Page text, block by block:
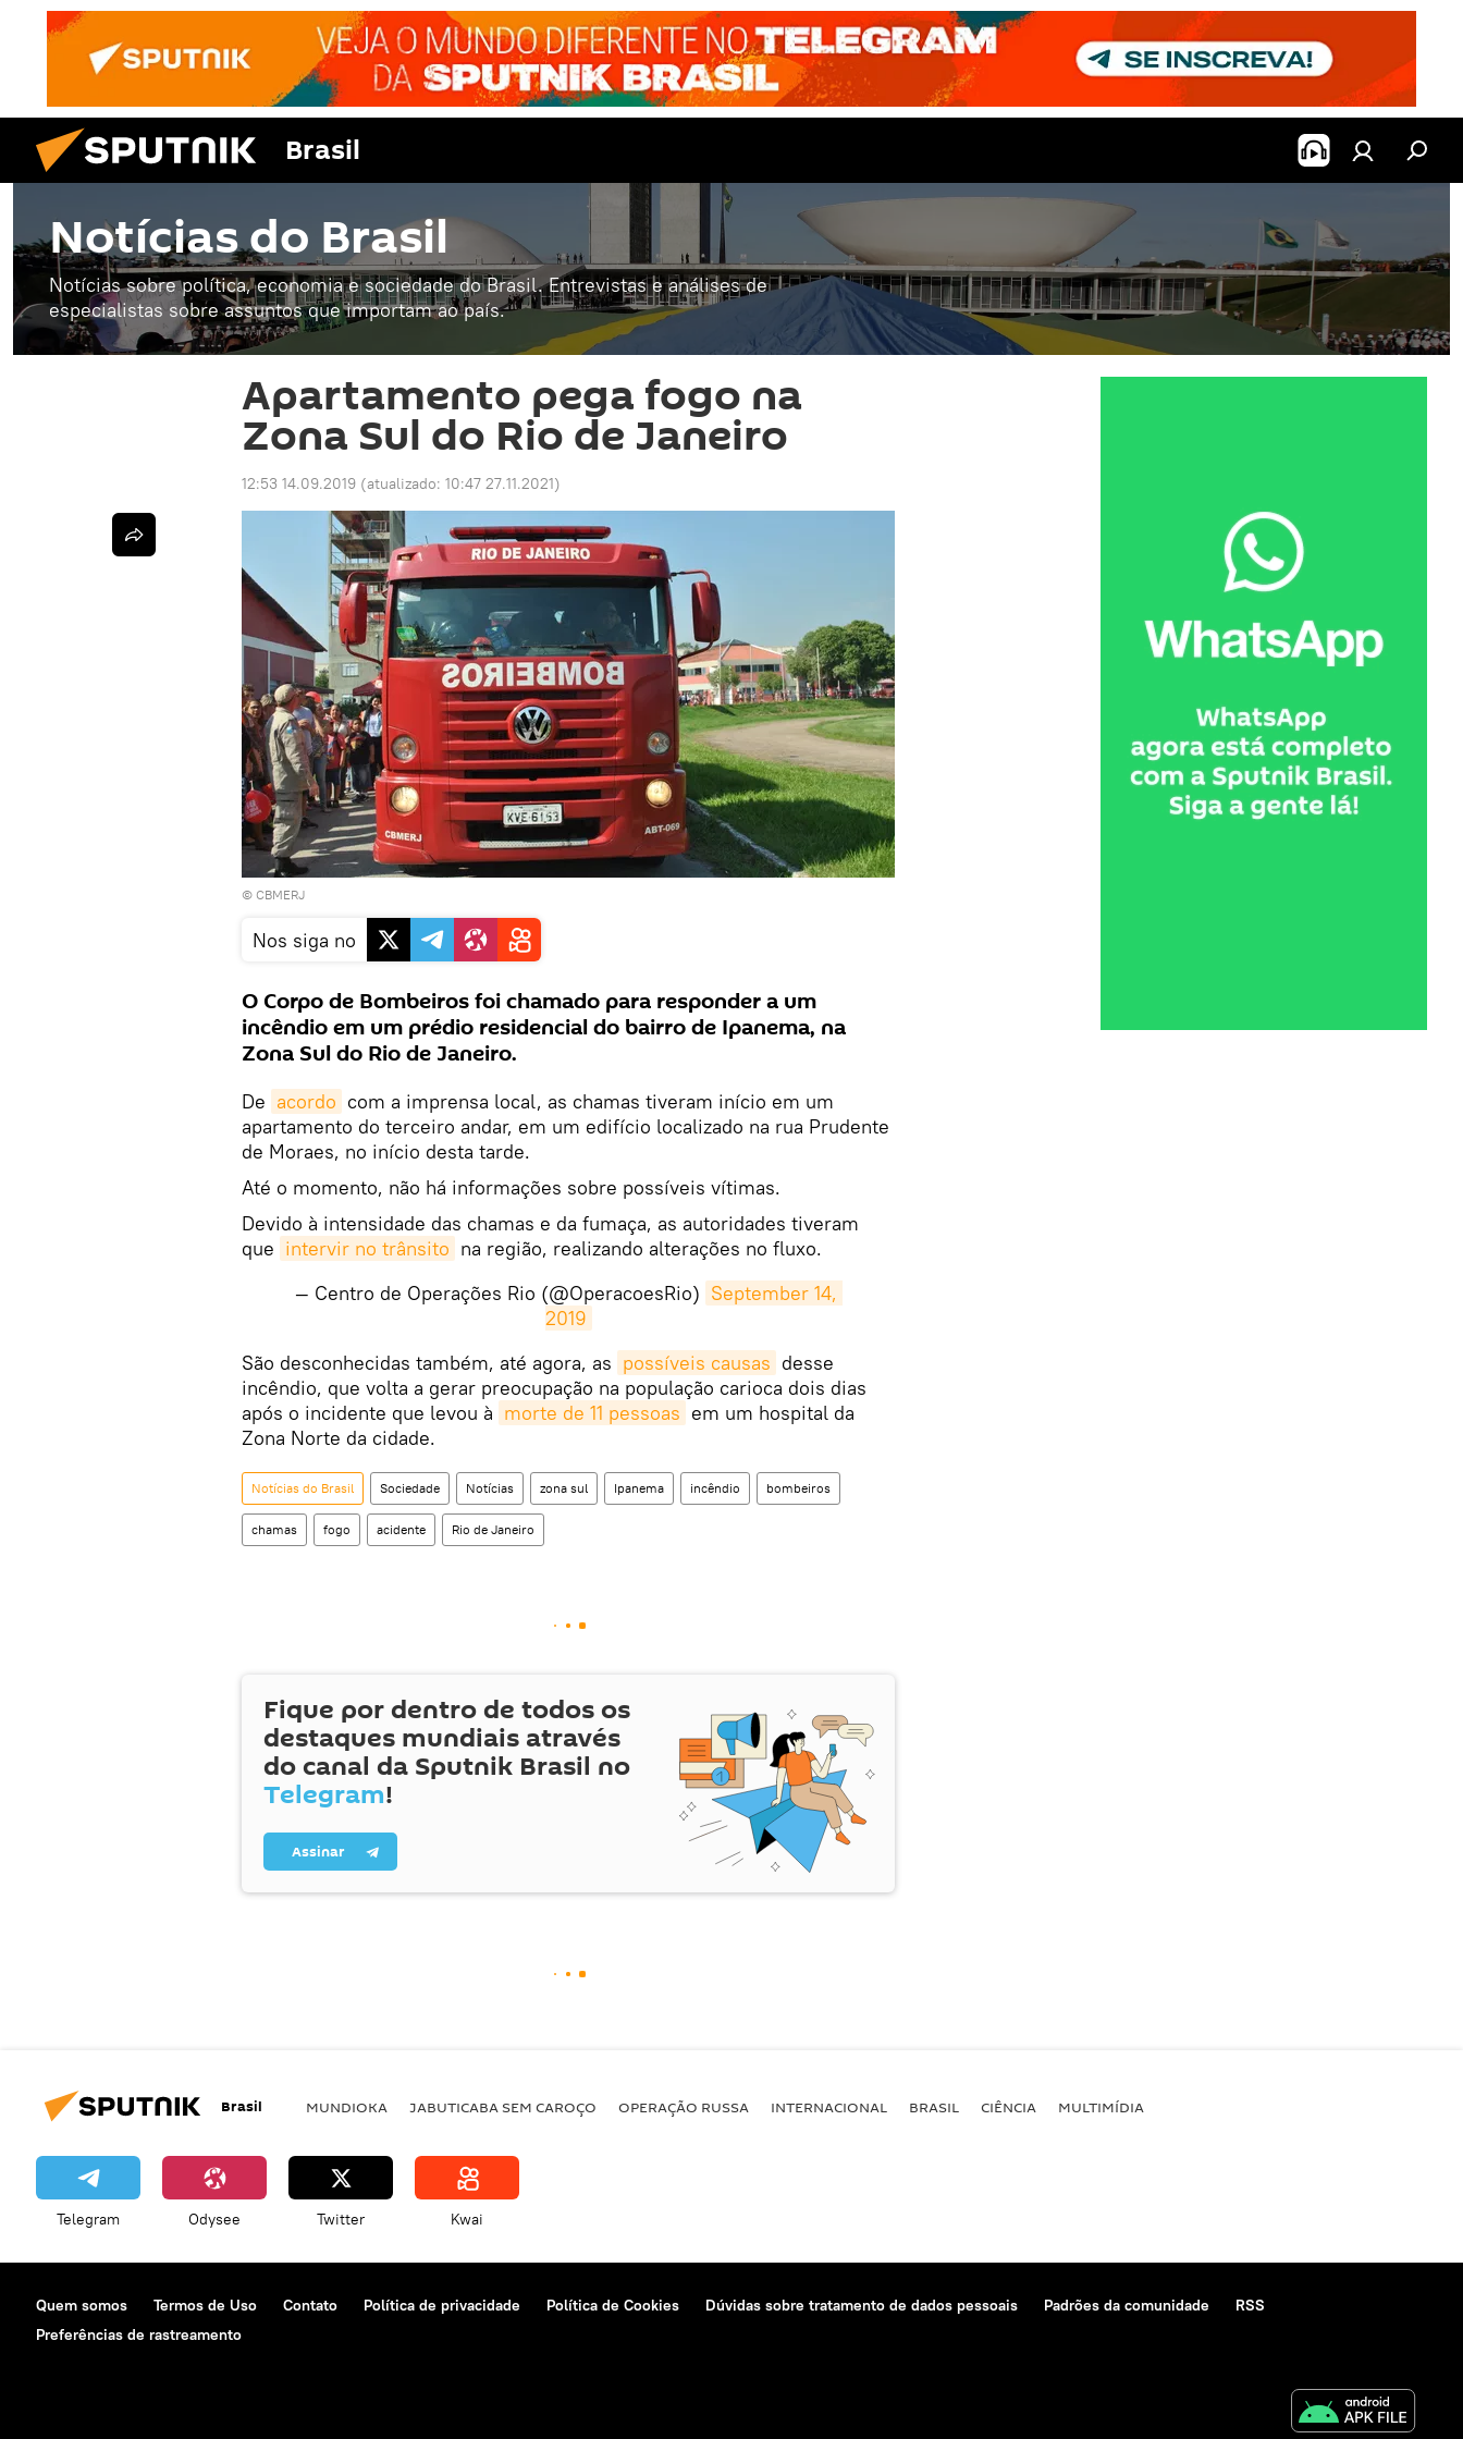
Brasil
Notícias do Brasil
Notícias sobre política, economia e sociedade do Brasil. Entrevistas e análises de
especialistas sobre assuntos que importam ao país.
Apartamento pega fogo na
Zona Sul do Rio de Janeiro
12:53 14.09.2019 (atualizado: 10:47 27.11.2021)
© CBMERJ
Nos siga no
O Corpo de Bombeiros foi chamado para responder a um
incêndio em um prédio residencial do bairro de Ipanema, na
Zona Sul do Rio de Janeiro.
De acordo com a imprensa local, as chamas tiveram início em um
apartamento do terceiro andar, em um edifício localizado na rua Prudente
de Moraes, no início desta tarde.
Até o momento, não há informações sobre possíveis vítimas.
Devido à intensidade das chamas e da fumaça, as autoridades tiveram
que intervir no trânsito na região, realizando alterações no fluxo.
— Centro de Operações Rio (@OperacoesRio) September 14,
2019
​São desconhecidas também, até agora, as possíveis causas desse
incêndio, que volta a gerar preocupação na população carioca dois dias
após o incidente que levou à morte de 11 pessoas em um hospital da
Zona Norte da cidade.
Notícias do Brasil Sociedade Notícias zona sul Ipanema incêndio bombeiros
chamas fogo acidente Rio de Janeiro
Fique por dentro de todos os
destaques mundiais através
do canal da Sputnik Brasil no
Telegram!
Assinar
Brasil MUNDIOKA JABUTICABA SEM CAROÇO OPERAÇÃO RUSSA INTERNACIONAL BRASIL CIÊNCIA MULTIMÍDIA
Telegram Odysee Twitter Kwai
Quem somos Termos de Uso Contato Política de privacidade Política de Cookies Dúvidas sobre tratamento de dados pessoais Padrões da comunidade
RSS
Preferências de rastreamento